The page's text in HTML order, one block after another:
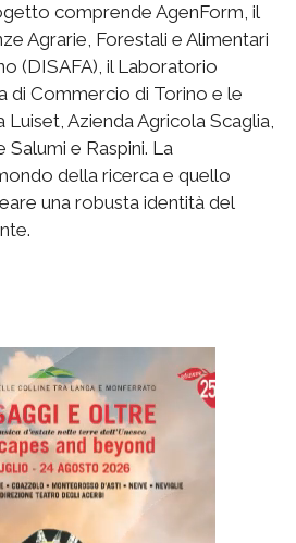
comprende AgenForm, il
Agrarie, Forestali e Alimentari
(DISAFA), il Laboratorio
di Commercio di Torino e le
Luiset, Azienda Agricola Scaglia,
Salumi e Raspini. La
della ricerca e quello
una robusta identità del